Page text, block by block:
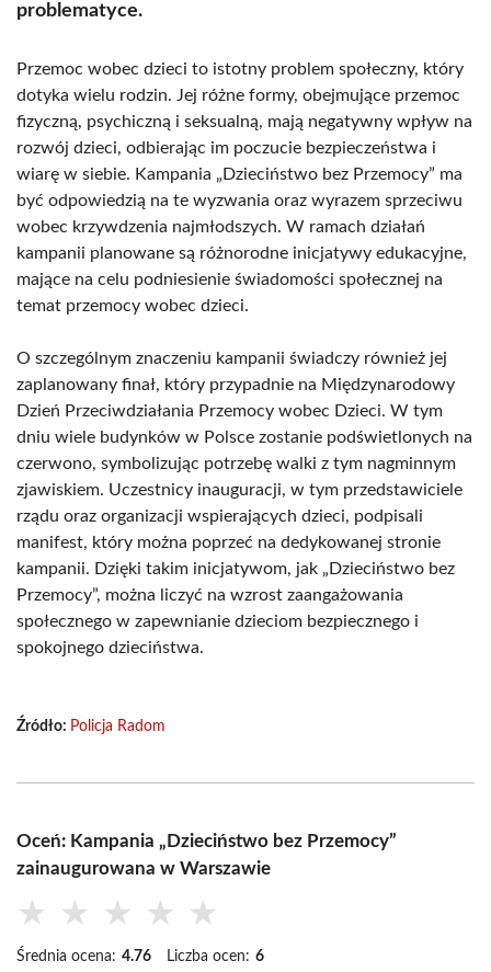
problematyce.
Przemoc wobec dzieci to istotny problem społeczny, który
dotyka wielu rodzin. Jej różne formy, obejmujące przemoc
fizyczną, psychiczną i seksualną, mają negatywny wpływ na
rozwój dzieci, odbierając im poczucie bezpieczeństwa i
wiarę w siebie. Kampania „Dzieciństwo bez Przemocy” ma
być odpowiedzią na te wyzwania oraz wyrazem sprzeciwu
wobec krzywdzenia najmłodszych. W ramach działań
kampanii planowane są różnorodne inicjatywy edukacyjne,
mające na celu podniesienie świadomości społecznej na
temat przemocy wobec dzieci.
O szczególnym znaczeniu kampanii świadczy również jej
zaplanowany finał, który przypadnie na Międzynarodowy
Dzień Przeciwdziałania Przemocy wobec Dzieci. W tym
dniu wiele budynków w Polsce zostanie podświetlonych na
czerwono, symbolizując potrzebę walki z tym nagminnym
zjawiskiem. Uczestnicy inauguracji, w tym przedstawiciele
rządu oraz organizacji wspierających dzieci, podpisali
manifest, który można poprzeć na dedykowanej stronie
kampanii. Dzięki takim inicjatywom, jak „Dzieciństwo bez
Przemocy”, można liczyć na wzrost zaangażowania
społecznego w zapewnianie dzieciom bezpiecznego i
spokojnego dzieciństwa.
Źródło: Policja Radom
Oceń: Kampania „Dzieciństwo bez Przemocy”
zainaugurowana w Warszawie
★ ★ ★ ★ ★
Średnia ocena: 4.76 Liczba ocen: 6